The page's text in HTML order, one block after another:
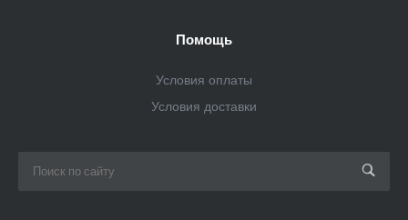
Помощь
Условия оплаты
Условия доставки